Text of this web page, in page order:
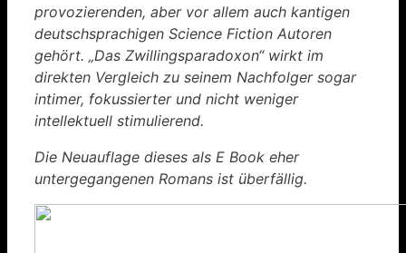
provozierenden, aber vor allem auch kantigen
deutschsprachigen Science Fiction Autoren
gehört. „Das Zwillingsparadoxon“ wirkt im
direkten Vergleich zu seinem Nachfolger sogar
intimer, fokussierter und nicht weniger
intellektuell stimulierend.
Die Neuauflage dieses als E Book eher
untergegangenen Romans ist überfällig.